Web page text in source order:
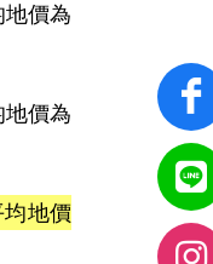
價為
價為
地價